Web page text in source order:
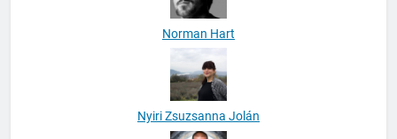
Norman Hart
Nyiri Zsuzsanna Jolán